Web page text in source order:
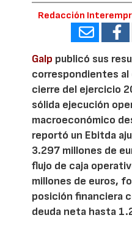
Redacción
Galp publicó sus
correspondientes
cierre del ejercicio
sólida ejecución
macroeconómico
reportó un Ebitda
3.297 millones de
flujo de caja
millones de euros,
posición financiera
deuda neta hasta